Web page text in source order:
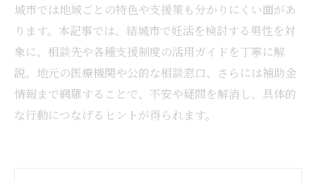
城市では地域ごとの特色や支援策も分かりにくい面があ
ります。本記事では、結城市で妊活を検討する男性を対
象に、相談先や各種支援制度の活用ガイドを丁寧に解
説。地元の医療機関や公的な相談窓口、さらには補助金
情報まで網羅することで、不安や疑問を解消し、具体的
な行動につなげるヒントが得られます。